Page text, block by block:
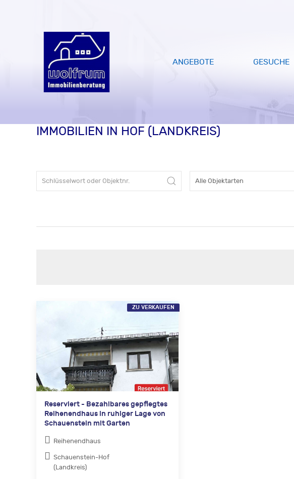
ANGEBOTE GESUCHE
IMMOBILIEN IN HOF (LANDKREIS)
Reserviert - Bezahlbares gepflegtes
Reihenendhaus in ruhiger Lage von
Schauenstein mit Garten
Reihenendhaus
Schauenstein-Hof
(Landkreis)
ZU VERKAUFEN